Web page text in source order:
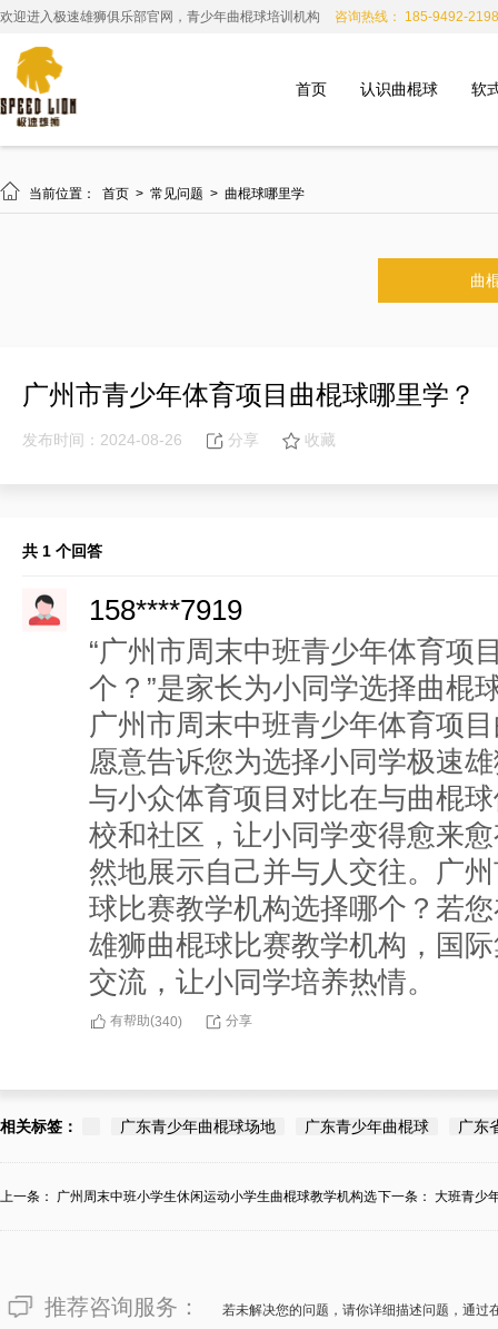
欢迎进入极速雄狮俱乐部官网，青少年曲棍球培训机构 咨询热线： 185-9492-2198
首页 认识曲棍球 软
 当前位置： 首页 > 常见问题 > 曲棍球哪里学
曲
广州市青少年体育项目曲棍球哪里学？
发布时间：2024-08-26 分享 收藏
共 1 个回答
158****7919
“广州市周末中班青少年体育项
个？”是家长为小同学选择曲棍
广州市周末中班青少年体育项
愿意告诉您为选择小同学极速
与小众体育项目对比在与曲棍
校和社区，让小同学变得愈来
然地展示自己并与人交往。广
球比赛教学机构选择哪个？若
雄狮曲棍球比赛教学机构，国
交流，让小同学培养热情。
有帮助(340) 分享
相关标签： 广东青少年曲棍球场地 广东青少年曲棍球 广东
上一条： 广州周末中班小学生休闲运动小学生曲棍球教学机构选下一条： 大班青少
推荐咨询服务： 若未解决您的问题，请你详细描述问题，通过